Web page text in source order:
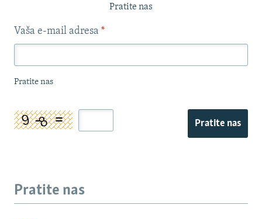
Pratite nas
Vaša e-mail adresa *
Pratite nas
Pratite nas
Pratite nas